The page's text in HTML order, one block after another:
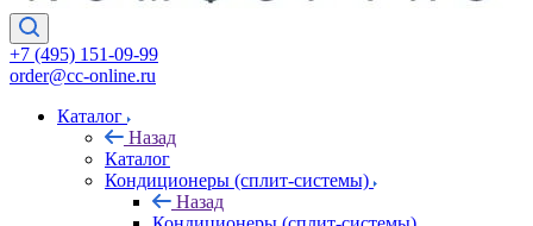
+7 (495) 151-09-99
order@cc-online.ru
Каталог
Назад
Каталог
Кондиционеры (сплит-системы)
Назад